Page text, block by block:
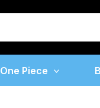
Piece
One
Marco